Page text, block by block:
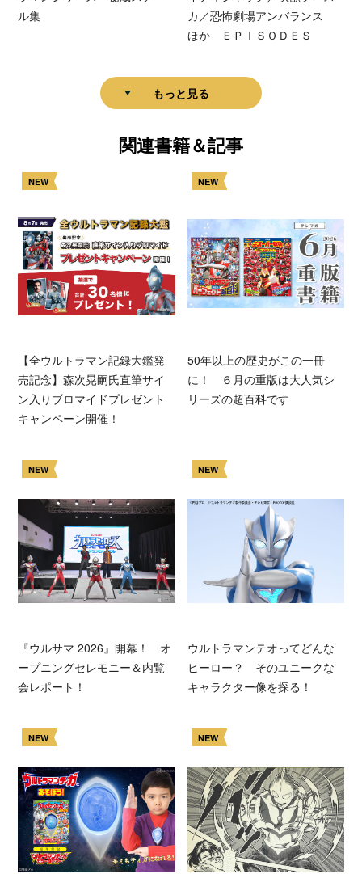
ル集
カ／恐怖劇場アンバランス
ほか ＥＰＩＳＯＤＥＳ
もっと見る
関連書籍＆記事
NEW
【全ウルトラマン記録大鑑発
売記念】森次晃嗣氏直筆サイ
ン入りブロマイドプレゼント
キャンペーン開催！
NEW
50年以上の歴史がこの一冊
に！ ６月の重版は大人気シ
リーズの超百科です
NEW
『ウルサマ 2026』開幕！ オ
ープニングセレモニー＆内覧
会レポート！
NEW
ウルトラマンテオってどんな
ヒーロー？ そのユニークな
キャラクター像を探る！
NEW NEW